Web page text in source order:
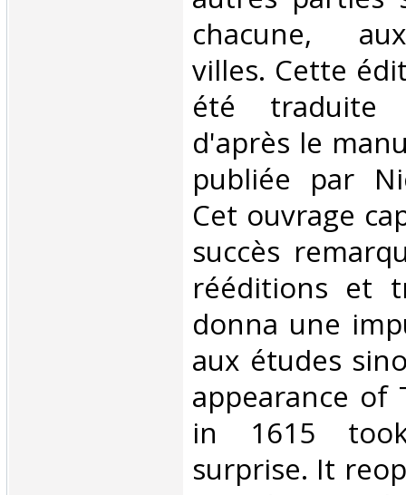
chacune,
villes. Cette
été traduite
d'après le
publiée par
Cet ouvrage
succès
rééditions et
donna une
aux études
appearance of
in 1615
surprise. It